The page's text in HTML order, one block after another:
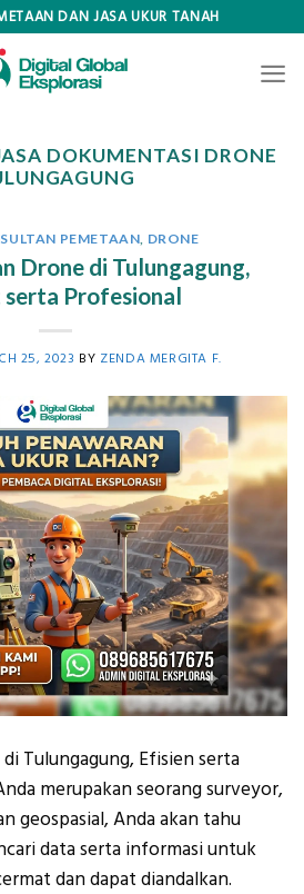
DAN JASA UKUR TANAH
DOKUMENTASI DRONE
PEMETAAN DRONE
Drone di Tulungagung,
Profesional
25, 2023 BY ZENDA MERGITA F.
Tulungagung, Efisien serta
merupakan seorang surveyor,
geospasial, Anda akan tahu
data serta informasi untuk
dan dapat diandalkan.